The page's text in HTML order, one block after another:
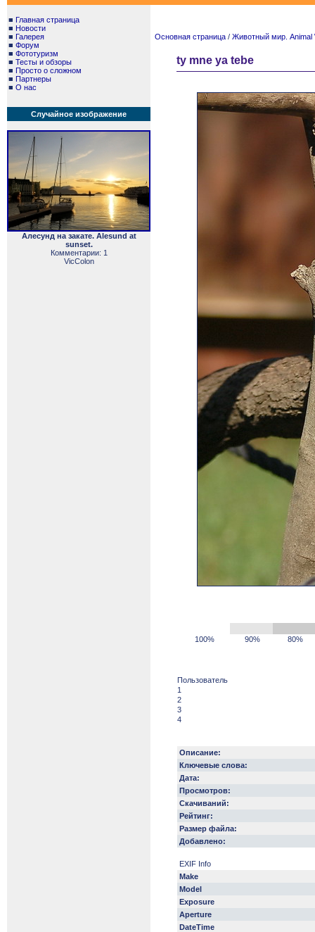
■ Главная страница
■ Новости
■ Галерея
■ Форум
■ Фототуризм
■ Тесты и обзоры
■ Просто о сложном
■ Партнеры
■ О нас
Случайное изображение
Алесунд на закате. Alesund at
sunset.
Комментарии: 1
VicColon
Основная страница / Животный мир. Animal
ty mne ya tebe
100% 90% 80%
Пользователь
1
2
3
4
Описание:
Ключевые слова:
Дата:
Просмотров:
Скачиваний:
Рейтинг:
Размер файла:
Добавлено:
EXIF Info
Make
Model
Exposure
Aperture
DateTime